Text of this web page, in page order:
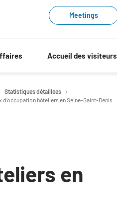
Meetings
Accueil des visiteurs
Statistiques détaillées
d’occupation hôteliers en Seine-Saint-Denis
en